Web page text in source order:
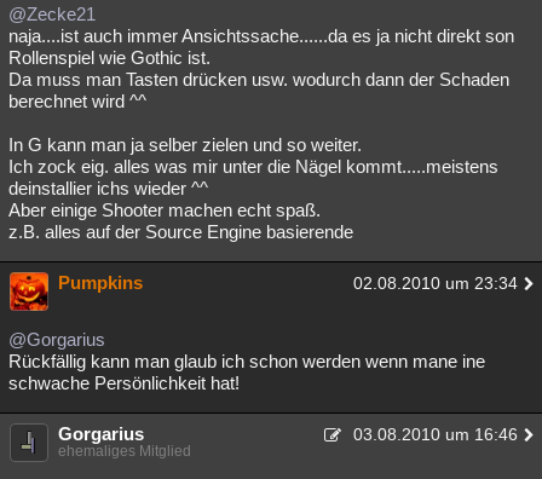
@Zecke21
naja....ist auch immer Ansichtssache......da es ja nicht direkt son
Rollenspiel wie Gothic ist.
Da muss man Tasten drücken usw. wodurch dann der Schaden
berechnet wird ^^
In G kann man ja selber zielen und so weiter.
Ich zock eig. alles was mir unter die Nägel kommt.....meistens
deinstallier ichs wieder ^^
Aber einige Shooter machen echt spaß.
z.B. alles auf der Source Engine basierende
Pumpkins 02.08.2010 um 23:34
@Gorgarius
Rückfällig kann man glaub ich schon werden wenn mane ine
schwache Persönlichkeit hat!
Gorgarius 03.08.2010 um 16:46
ehemaliges Mitglied